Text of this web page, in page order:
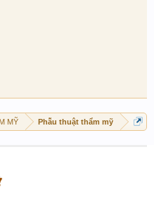
MỸ Phẫu thuật thẩm mỹ